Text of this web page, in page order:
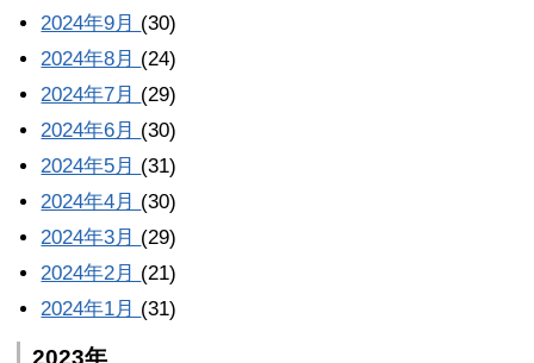
2024年9月 (30)
2024年8月 (24)
2024年7月 (29)
2024年6月 (30)
2024年5月 (31)
2024年4月 (30)
2024年3月 (29)
2024年2月 (21)
2024年1月 (31)
2023年